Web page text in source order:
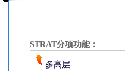
STRAT分项功能：
多高层